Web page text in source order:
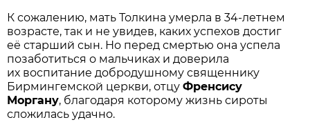
К сожалению, мать Толкина умерла в 34-летнем
возрасте, так и не увидев, каких успехов достиг
её старший сын. Но перед смертью она успела
позаботиться о мальчиках и доверила
их воспитание добродушному священнику
Бирмингемской церкви, отцуФренсису
Моргану, благодаря которому жизнь сироты
сложилась удачно.